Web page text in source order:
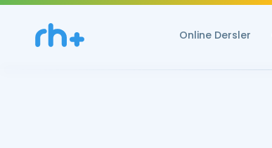
Online Dersler